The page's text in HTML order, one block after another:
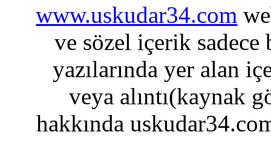
www.uskudar34.com
ve sözel içerik sadece
yazılarında yer alan
veya alıntı(kaynak
hakkında